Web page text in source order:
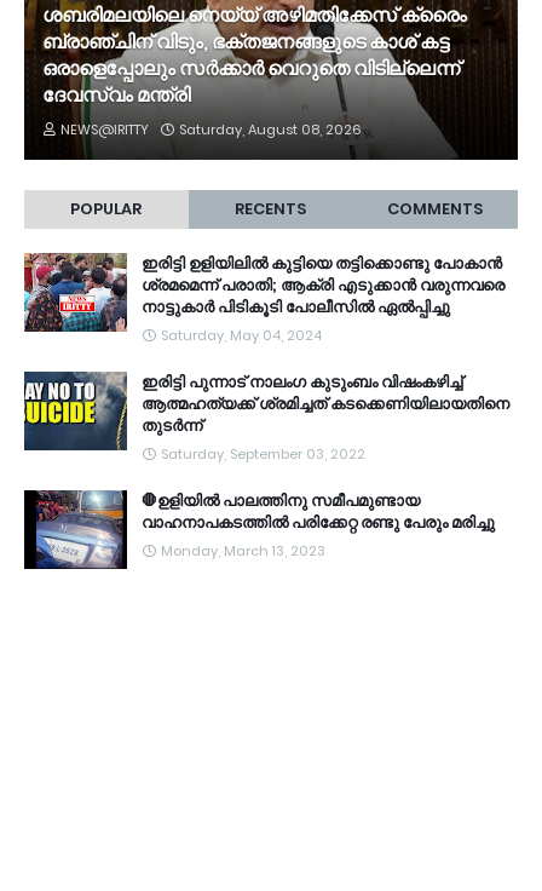
ശബരിമലയിലെ നെയ്യ് അഴിമതിക്കേസ് ക്രൈം
ബ്രാഞ്ചിന് വിടും, ഭക്തജനങ്ങളുടെ കാശ് കട്ട
ഒരാളെപ്പോലും സർക്കാർ വെറുതെ വിടില്ലെന്ന്
ദേവസ്വം മന്ത്രി
NEWS@IRITTY Saturday, August 08, 2026
POPULAR RECENTS COMMENTS
ഇരിട്ടി ഉളിയിലിൽ കുട്ടിയെ തട്ടിക്കൊണ്ടു പോകാൻ
ശ്രമമെന്ന് പരാതി; ആക്രി എടുക്കാൻ വരുന്നവരെ
നാട്ടുകാർ പിടികൂടി പോലീസിൽ ഏൽപ്പിച്ചു
Saturday, May 04, 2024
ഇരിട്ടി പുന്നാട് നാലംഗ കുടുംബം വിഷംകഴിച്ച്‌
ആത്മഹത്യക്ക് ശ്രമിച്ചത് കടക്കെണിയിലായതിനെ
തുടർന്ന്
Saturday, September 03, 2022
🛑ഉളിയിൽ പാലത്തിനു സമീപമുണ്ടായ
വാഹനാപകടത്തിൽ പരിക്കേറ്റ രണ്ടു പേരും മരിച്ചു
Monday, March 13, 2023